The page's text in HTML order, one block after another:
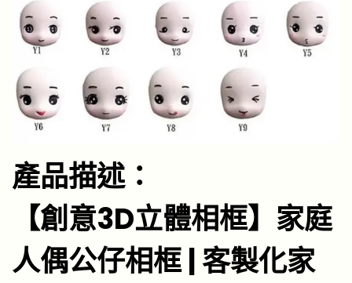
產品描述：
【創意3D立體相框】家庭
人偶公仔相框 | 客製化家